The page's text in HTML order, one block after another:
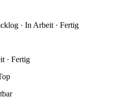
· In Arbeit · Fertig
· Fertig